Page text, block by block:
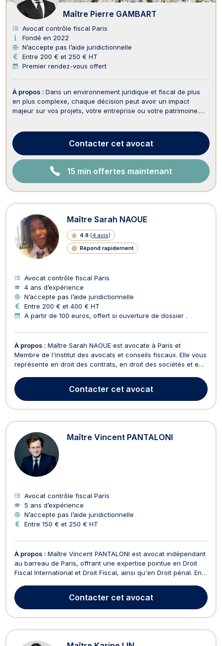
E
Maître Pierre GAMBART
Avocat contrôle fiscal Paris
Fondé en 2022
N’accepte pas l’aide juridictionnelle
Entre 200 € et 250 € HT
Premier rendez-vous offert
À propos : Dans un environnement juridique et fiscal de plus
en plus complexe, chaque décision peut avoir un impact
majeur sur vos projets, votre entreprise ou votre patrimoine.
Pierre GAMBART, avocat à Paris. Maître GAMBAR...
Contacter cet avocat
15 min offertes maintenant
Maître Sarah NAOUE
4.8 (4 avis)
Répond rapidement
Avocat contrôle fiscal Paris
4 ans d’expérience
N’accepte pas l’aide juridictionnelle
Entre 200 € et 400 € HT
A partir de 100 euros, offert si ouverture de dossier .
À propos : Maître Sarah NAOUE est avocate à Paris et
Membre de l'institut des avocats et conseils fiscaux. Elle vous
représente en droit des contrats, en droit des sociétés et en
est un autre des domaines d’intervention de Maître Sarah
NAOUE. Grâce à ses connaissances, ...
Contacter cet avocat
Maître Vincent PANTALONI
Avocat contrôle fiscal Paris
5 ans d’expérience
N’accepte pas l’aide juridictionnelle
Entre 150 € et 250 € HT
À propos : Maître Vincent PANTALONI est avocat indépendant
au barreau de Paris, offrant une expertise pointue en Droit
Fiscal International et Droit Fiscal, ainsi qu'en Droit pénal. En
les entreprises que les particuliers dans leurs problématiques
fiscales, qu'il s'agisse de : ...
Contacter cet avocat